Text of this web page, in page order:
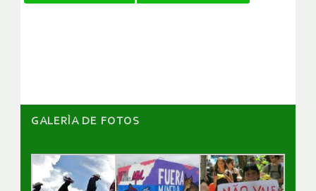
GALERÌA DE FOTOS